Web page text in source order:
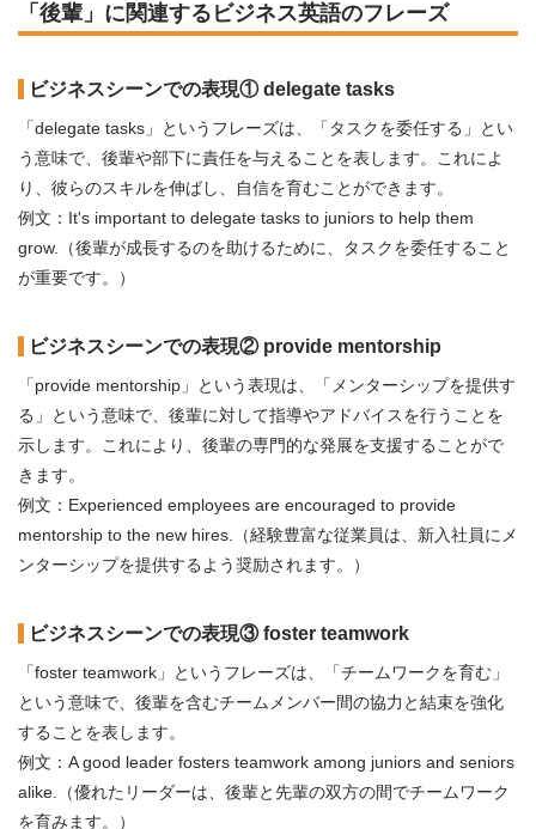
「後輩」に関連するビジネス英語のフレーズ
ビジネスシーンでの表現① delegate tasks
「delegate tasks」というフレーズは、「タスクを委任する」とい
う意味で、後輩や部下に責任を与えることを表します。これによ
り、彼らのスキルを伸ばし、自信を育むことができます。
例文：It's important to delegate tasks to juniors to help them
grow.（後輩が成長するのを助けるために、タスクを委任すること
が重要です。）
ビジネスシーンでの表現② provide mentorship
「provide mentorship」という表現は、「メンターシップを提供す
る」という意味で、後輩に対して指導やアドバイスを行うことを
示します。これにより、後輩の専門的な発展を支援することがで
きます。
例文：Experienced employees are encouraged to provide
mentorship to the new hires.（経験豊富な従業員は、新入社員にメ
ンターシップを提供するよう奨励されます。）
ビジネスシーンでの表現③ foster teamwork
「foster teamwork」というフレーズは、「チームワークを育む」
という意味で、後輩を含むチームメンバー間の協力と結束を強化
することを表します。
例文：A good leader fosters teamwork among juniors and seniors
alike.（優れたリーダーは、後輩と先輩の双方の間でチームワーク
を育みます。）